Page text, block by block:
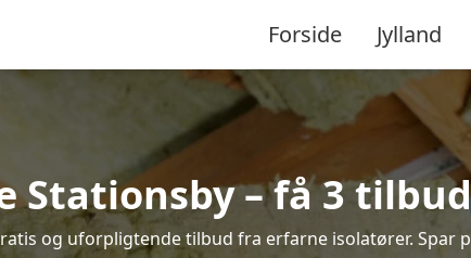
Forside Jylland
Stationsby – få 3
og uforpligtende tilbud fra erfarne isolatører. Spar